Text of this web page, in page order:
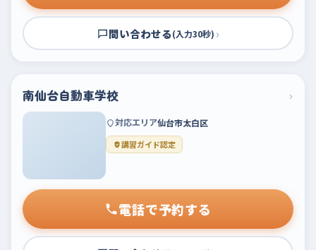
問い合わせる(入力30秒) ›
南仙台自動車学校 ›
対応エリア仙台市太白区
講習ガイド認定
電話で予約する